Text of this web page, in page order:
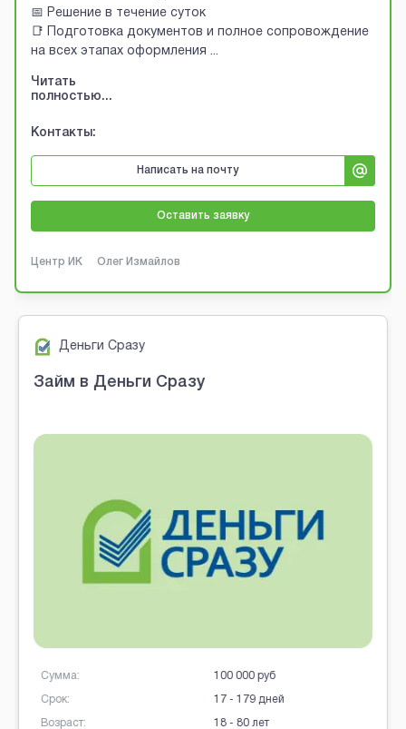
📅 Решение в течение суток
📑 Подготовка документов и полное сопровождение
на всех этапах оформления ...
Читать
полностью...
Контакты:
Написать на почту
Оставить заявку
Центр ИК Олег Измайлов
Деньги Сразу
Займ в Деньги Сразу
Сумма:
Срок:
Возраст:
100 000 руб
17 - 179 дней
18 - 80 лет